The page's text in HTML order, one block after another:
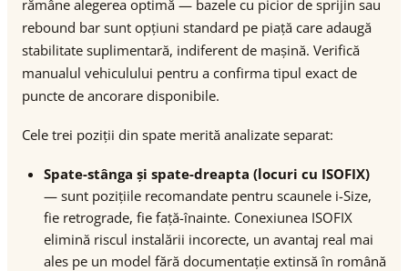
rămâne alegerea optimă — bazele cu picior de sprijin sau
rebound bar sunt opțiuni standard pe piață care adaugă
stabilitate suplimentară, indiferent de mașină. Verifică
manualul vehiculului pentru a confirma tipul exact de
puncte de ancorare disponibile.
Cele trei poziții din spate merită analizate separat:
Spate-stânga și spate-dreapta (locuri cu ISOFIX)
— sunt pozițiile recomandate pentru scaunele i-Size,
fie retrograde, fie față-înainte. Conexiunea ISOFIX
elimină riscul instalării incorecte, un avantaj real mai
ales pe un model fără documentație extinsă în română